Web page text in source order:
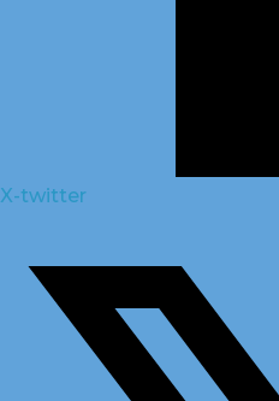
X-twitter